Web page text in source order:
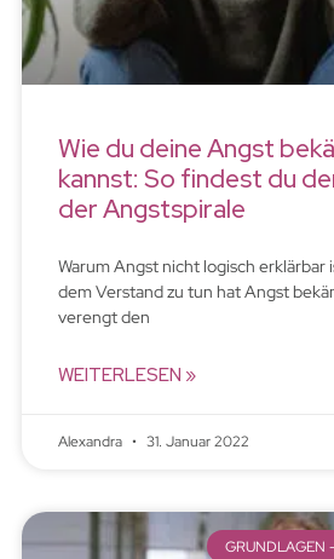
Wie du deine Angst
kannst: So findest du
der Angstspirale
Warum Angst nicht logisch erklärbar
dem Verstand zu tun hat Angst
verengt den
WEITERLESEN »
Alexandra 31. Januar 2022
GRUNDLAGEN